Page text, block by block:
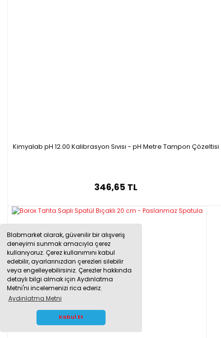
Blabmarket olarak, güvenilir bir alışveriş
deneyimi sunmak amacıyla çerez
kullanıyoruz. Çerez kullanımını kabul
edebilir, ayarlarınızdan çerezleri silebilir
veya engelleyebilirsiniz. Çerezler hakkında
detaylı bilgi almak için Aydınlatma
Metni'ni incelemenizi rica ederiz.
Aydınlatma Metni
Kabul Et
Kimyalab pH 12.00 Kalibrasyon Sıvısı - pH Metre Tampon Çözeltisi
346,65 TL
WHATSAPP İLETİŞİM